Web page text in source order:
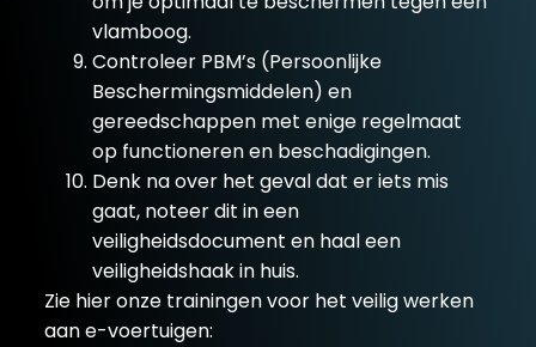
vlamboog.
Controleer PBM’s (Persoonlijke
Beschermingsmiddelen) en
gereedschappen met enige regelmaat
op functioneren en beschadigingen.
Denk na over het geval dat er iets mis
gaat, noteer dit in een
veiligheidsdocument en haal een
veiligheidshaak in huis.
Zie hier onze trainingen voor het veilig werken
aan e-voertuigen: